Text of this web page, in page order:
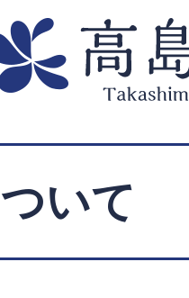
いて